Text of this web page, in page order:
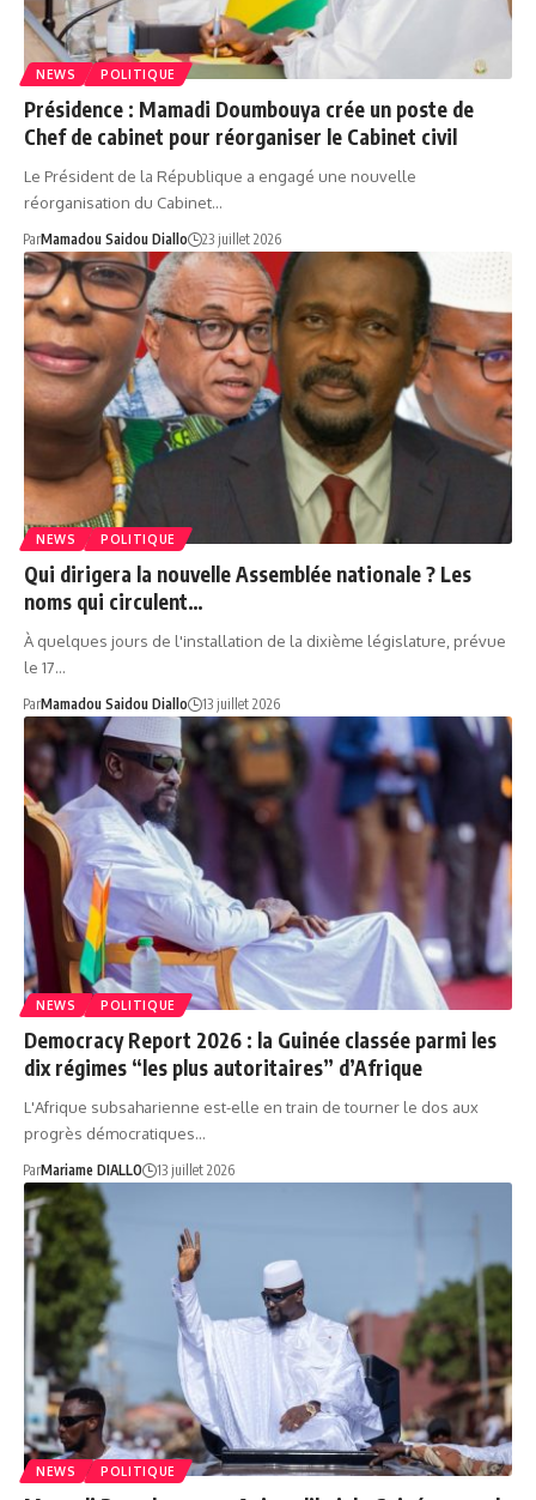
NEWS POLITIQUE
Présidence : Mamadi Doumbouya crée un poste de
Chef de cabinet pour réorganiser le Cabinet civil
Le Président de la République a engagé une nouvelle
réorganisation du Cabinet…
ParMamadou Saidou Diallo 23 juillet 2026
NEWS POLITIQUE
Qui dirigera la nouvelle Assemblée nationale ? Les
noms qui circulent…
À quelques jours de l'installation de la dixième législature, prévue
le 17…
ParMamadou Saidou Diallo 13 juillet 2026
NEWS POLITIQUE
Democracy Report 2026 : la Guinée classée parmi les
dix régimes “les plus autoritaires” d’Afrique
L'Afrique subsaharienne est-elle en train de tourner le dos aux
progrès démocratiques…
ParMariame DIALLO 13 juillet 2026
NEWS POLITIQUE